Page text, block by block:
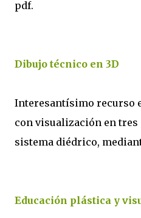
pdf.
Dibujo técnico en 3D
Interesantísimo recurso
con visualización en
sistema diédrico,
Educación plástica y